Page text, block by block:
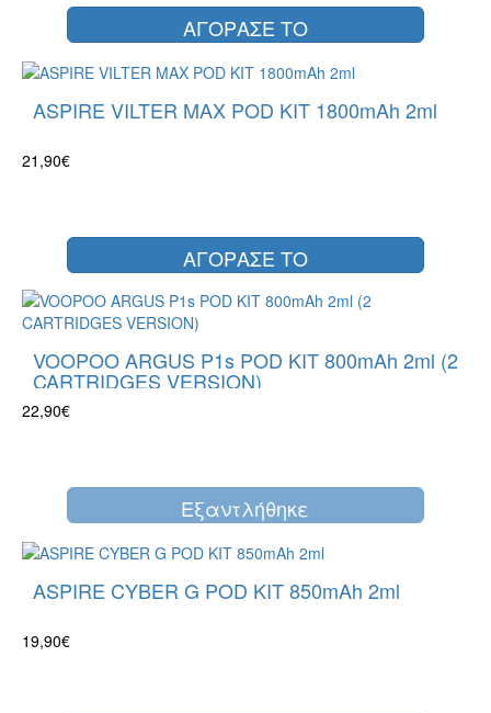
ΑΓΟΡΑΣΕ ΤΟ
ASPIRE VILTER MAX POD KIT 1800mAh 2ml
21,90€
ΑΓΟΡΑΣΕ ΤΟ
VOOPOO ARGUS P1s POD KIT 800mAh 2ml (2
CARTRIDGES VERSION)
22,90€
Eξαντλήθηκε
ASPIRE CYBER G POD KIT 850mAh 2ml
19,90€